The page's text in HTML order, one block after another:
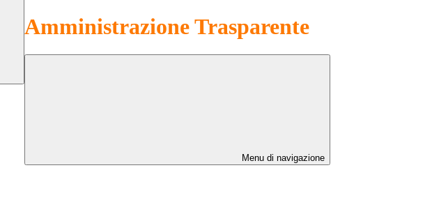
Amministrazione Trasparente
Menu di navigazione